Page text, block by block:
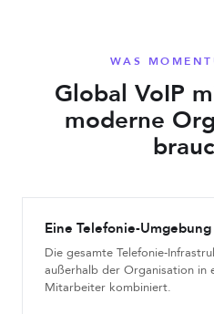
WAS
Global VoIP
moderne
Eine Telefonie-Umgebung
Die gesamte Telefonie-
außerhalb der Organisation in
Mitarbeiter kombiniert.